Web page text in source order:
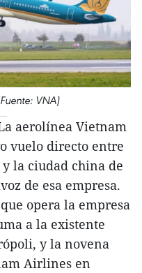
VNA)
aerolínea Vietnam
vuelo directo entre
la ciudad china de
de esa empresa.
opera la empresa
a la existente
y la novena
Airlines en